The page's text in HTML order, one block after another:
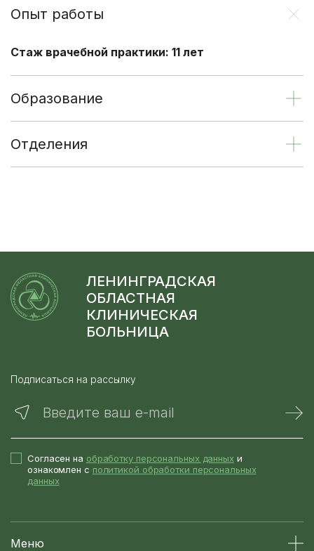
Опыт работы
Стаж врачебной практики: 11 лет
Образование
Отделения
ЛЕНИНГРАДСКАЯ
ОБЛАСТНАЯ
КЛИНИЧЕСКАЯ
БОЛЬНИЦА
Подписаться на рассылку
Введите ваш e-mail
Согласен на обработку персональных данных и
ознакомлен с политикой обработки персональных
данных
Меню